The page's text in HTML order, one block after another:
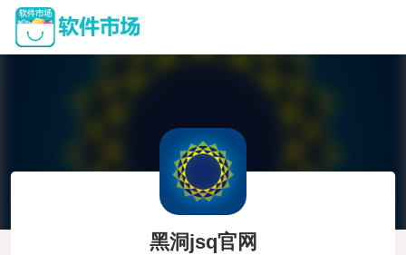
黑洞jsq官网